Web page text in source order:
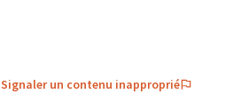
Signaler un contenu inapproprié